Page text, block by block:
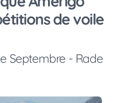
de voile
Septembre - Rade